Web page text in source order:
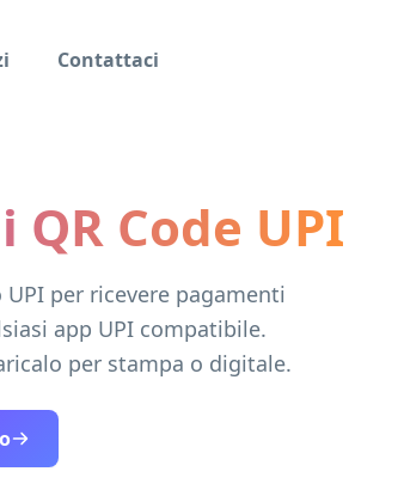
Contattaci
Code UPI
per ricevere pagamenti
app UPI compatibile.
per stampa o digitale.